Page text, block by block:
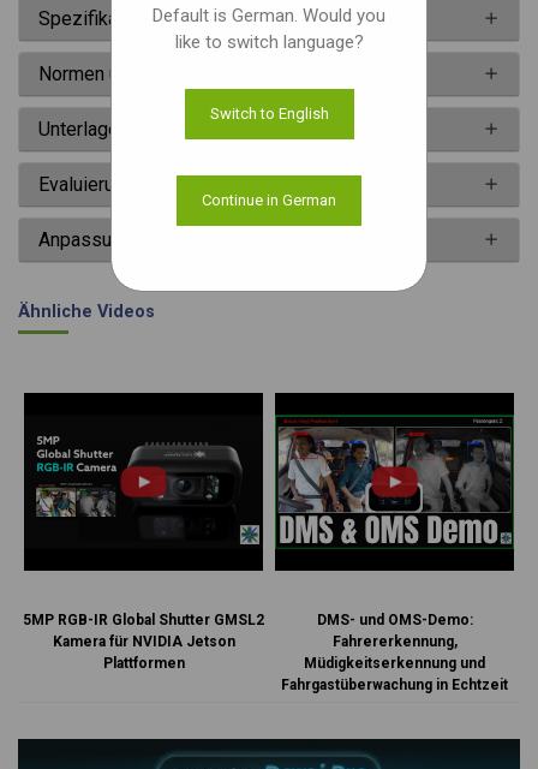
Spezifikationen
Normen und Konformität
Unterlagen
Evaluierungskit
Anpassung
Ähnliche Videos
5MP RGB-IR Global Shutter GMSL2
Kamera für NVIDIA Jetson
Plattformen
DMS- und OMS-Demo:
Fahrererkennung,
Müdigkeitserkennung und
Fahrgastüberwachung in Echtzeit
Default is German. Would you
like to switch language?
Switch to English
Continue in German